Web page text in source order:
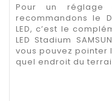
Pour un réglage
recommandons le
LED, c’est le
LED Stadium
vous pouvez
quel endroit du